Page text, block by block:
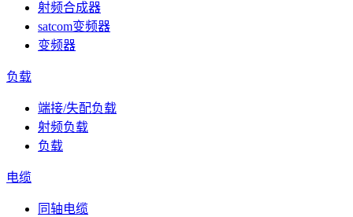
射频合成器
satcom变频器
变频器
负载
端接/失配负载
射频负载
负载
电缆
同轴电缆